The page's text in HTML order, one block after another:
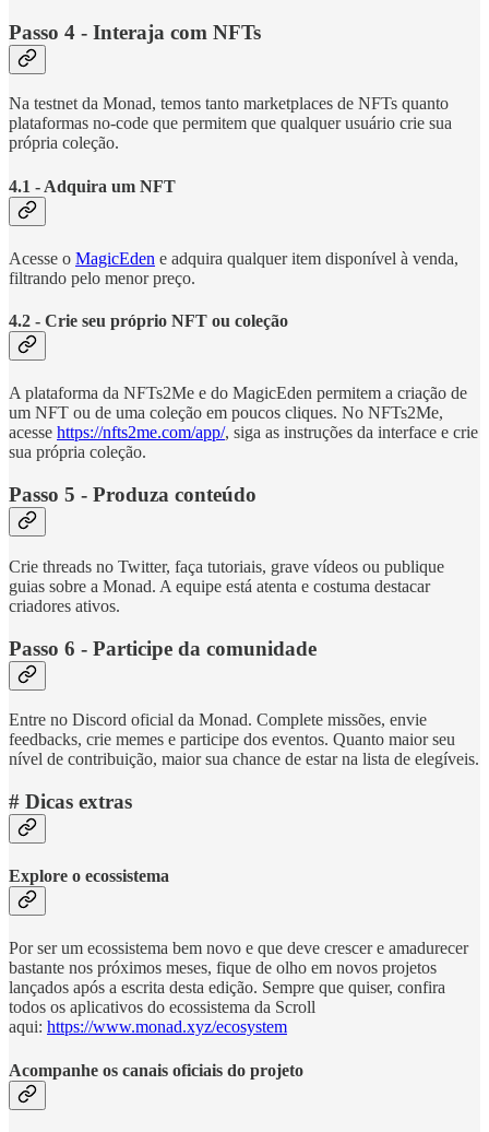
Passo 4 - Interaja com NFTs
Na testnet da Monad, temos tanto marketplaces de NFTs quanto
plataformas no-code que permitem que qualquer usuário crie sua
própria coleção.
4.1 - Adquira um NFT
Acesse o MagicEden e adquira qualquer item disponível à venda,
filtrando pelo menor preço.
4.2 - Crie seu próprio NFT ou coleção
A plataforma da NFTs2Me e do MagicEden permitem a criação de
um NFT ou de uma coleção em poucos cliques. No NFTs2Me,
acesse https://nfts2me.com/app/, siga as instruções da interface e crie
sua própria coleção.
Passo 5 - Produza conteúdo
Crie threads no Twitter, faça tutoriais, grave vídeos ou publique
guias sobre a Monad. A equipe está atenta e costuma destacar
criadores ativos.
Passo 6 - Participe da comunidade
Entre no Discord oficial da Monad. Complete missões, envie
feedbacks, crie memes e participe dos eventos. Quanto maior seu
nível de contribuição, maior sua chance de estar na lista de elegíveis.
# Dicas extras
Explore o ecossistema
Por ser um ecossistema bem novo e que deve crescer e amadurecer
bastante nos próximos meses, fique de olho em novos projetos
lançados após a escrita desta edição. Sempre que quiser, confira
todos os aplicativos do ecossistema da Scroll
aqui: https://www.monad.xyz/ecosystem
Acompanhe os canais oficiais do projeto